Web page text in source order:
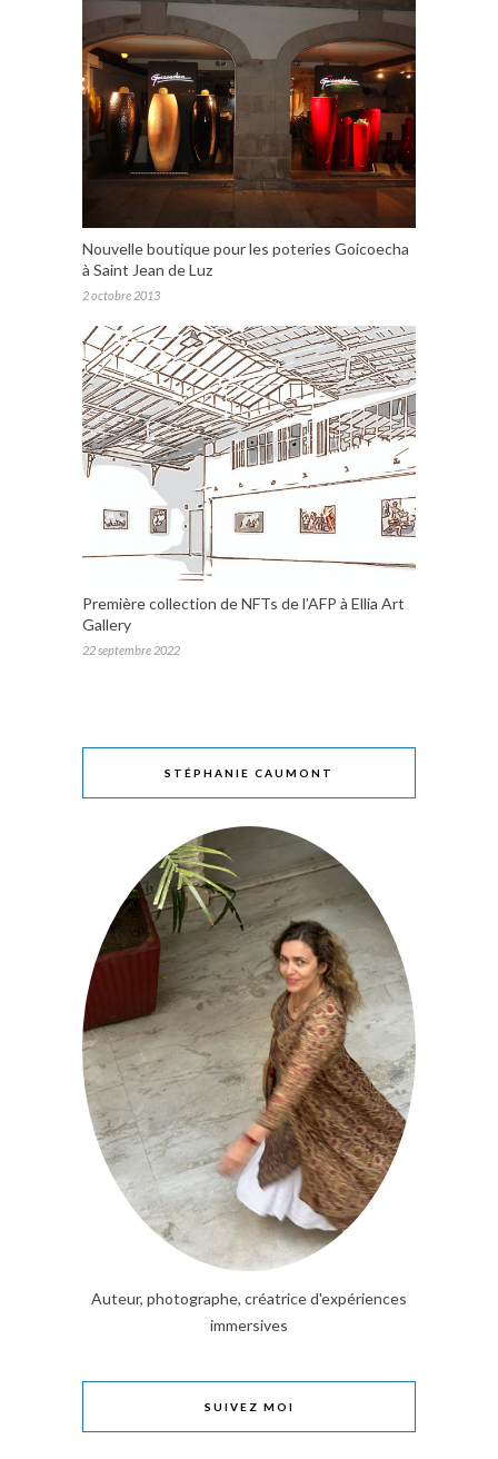
Nouvelle boutique pour les poteries Goicoecha
à Saint Jean de Luz
2 octobre 2013
Première collection de NFTs de l’AFP à Ellia Art
Gallery
22 septembre 2022
STÉPHANIE CAUMONT
Auteur, photographe, créatrice d'expériences
immersives
SUIVEZ MOI